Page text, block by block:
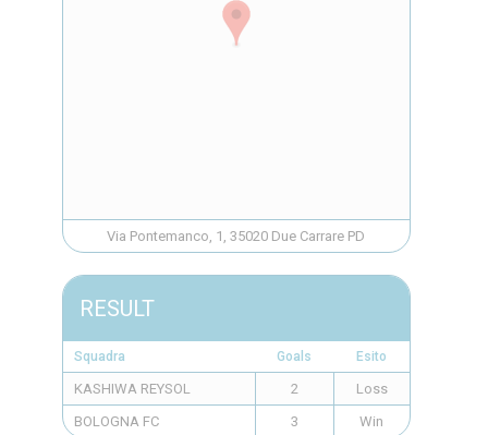
Via Pontemanco, 1, 35020 Due Carrare PD
RESULT
Squadra Goals Esito
KASHIWA REYSOL 2
Loss
BOLOGNA FC
3 Win